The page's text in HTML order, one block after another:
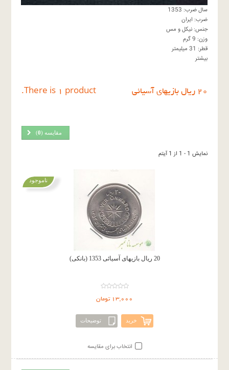
سال ضرب: 1353
ضرب: ایران
جنس: نیکل و مس
وزن: 9 گرم
قطر: 31 میلیمتر
بیشتر
٢٠ ريال بازيهاى آسيائى There is 1 product.
مقایسه (0
)
نمایش 1 - 1 از 1 آیتم
20 ریال بازیهای آسیائی 1353 (بانکی)
13,000 تومان
خرید توضیحات
ناموجود
انتخاب برای مقایسه